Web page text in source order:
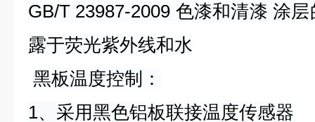
GB/T 23987-2009 色漆和清漆 涂
露于荧光紫外线和水
黑板温度控制：
1、采用黑色铝板联接温度传感器